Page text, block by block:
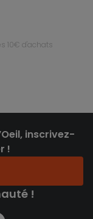
10€ d'achats
inscrivez-
!
!